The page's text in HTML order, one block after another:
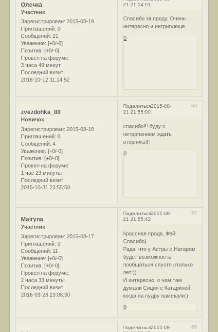
21 21:54:51
Олечка
Участник
Зарегистрирован: 2015-08-19
Приглашений: 0
Сообщений: 21
Уважение: [+0/-0]
Позитив: [+0/-0]
Провел на форуме:
3 часа 49 минут
Последний визит:
2016-10-12 11:14:52
Спасибо за проду. Очень
интересно и интригующе
0
Поделиться 66
2015-08-
21 21:55:00
zvezdohka_80
Новичок
Зарегистрирован: 2015-08-18
Приглашений: 0
Сообщений: 4
Уважение: [+0/-0]
Позитив: [+0/-0]
Провел на форуме:
1 час 23 минуты
Последний визит:
2015-10-31 23:55:50
спасибо!!! буду с
нетерпением ждать
вторника!!!
0
Поделиться 67
2015-08-
21 21:55:42
Mairyna
Участник
Зарегистрирован: 2015-08-17
Приглашений: 0
Сообщений: 11
Уважение: [+0/-0]
Позитив: [+0/-0]
Провел на форуме:
2 часа 33 минуты
Последний визит:
2016-03-23 23:08:30
Крассная прода, Фей!
Спасибо)
Рада, что у Астры с Натаром
будет возможность
пообщаться спустя столько
лет:))
И интересно, о чем там
думали Сиция с Катариной,
когда на пудру намекали:)
0
Поделиться 68
2015-08-